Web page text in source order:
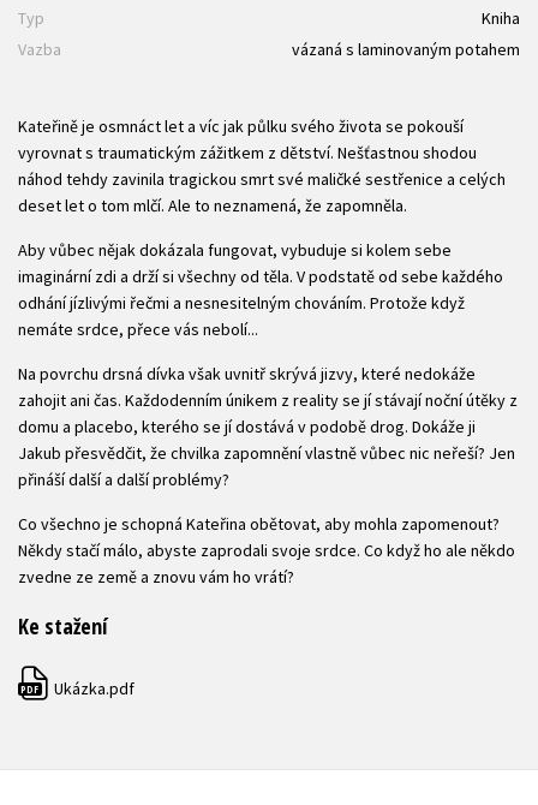
Typ
Kniha
Vazba
vázaná s laminovaným potahem
Kateřině je osmnáct let a víc jak půlku svého života se pokouší
vyrovnat s traumatickým zážitkem z dětství. Nešťastnou shodou
náhod tehdy zavinila tragickou smrt své maličké sestřenice a celých
deset let o tom mlčí. Ale to neznamená, že zapomněla.
Aby vůbec nějak dokázala fungovat, vybuduje si kolem sebe
imaginární zdi a drží si všechny od těla. V podstatě od sebe každého
odhání jízlivými řečmi a nesnesitelným chováním. Protože když
nemáte srdce, přece vás nebolí...
Na povrchu drsná dívka však uvnitř skrývá jizvy, které nedokáže
zahojit ani čas. Každodenním únikem z reality se jí stávají noční útěky z
domu a placebo, kterého se jí dostává v podobě drog. Dokáže ji
Jakub přesvědčit, že chvilka zapomnění vlastně vůbec nic neřeší? Jen
přináší další a další problémy?
Co všechno je schopná Kateřina obětovat, aby mohla zapomenout?
Někdy stačí málo, abyste zaprodali svoje srdce. Co když ho ale někdo
zvedne ze země a znovu vám ho vrátí?
Ke stažení
PDF Ukázka.pdf